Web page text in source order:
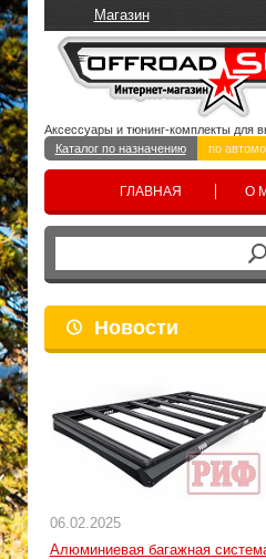
Магазин
Аксессуары и тюнинг-комплекты для
Каталог по назначению
по
ГЛАВНАЯ О
Новости
06.02.2025
Алюминиевая багажная